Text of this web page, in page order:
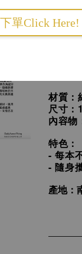
下單Click Here!
『商品
材質：
尺寸
內容物
特色：
- 每本
- 隨身
產地：